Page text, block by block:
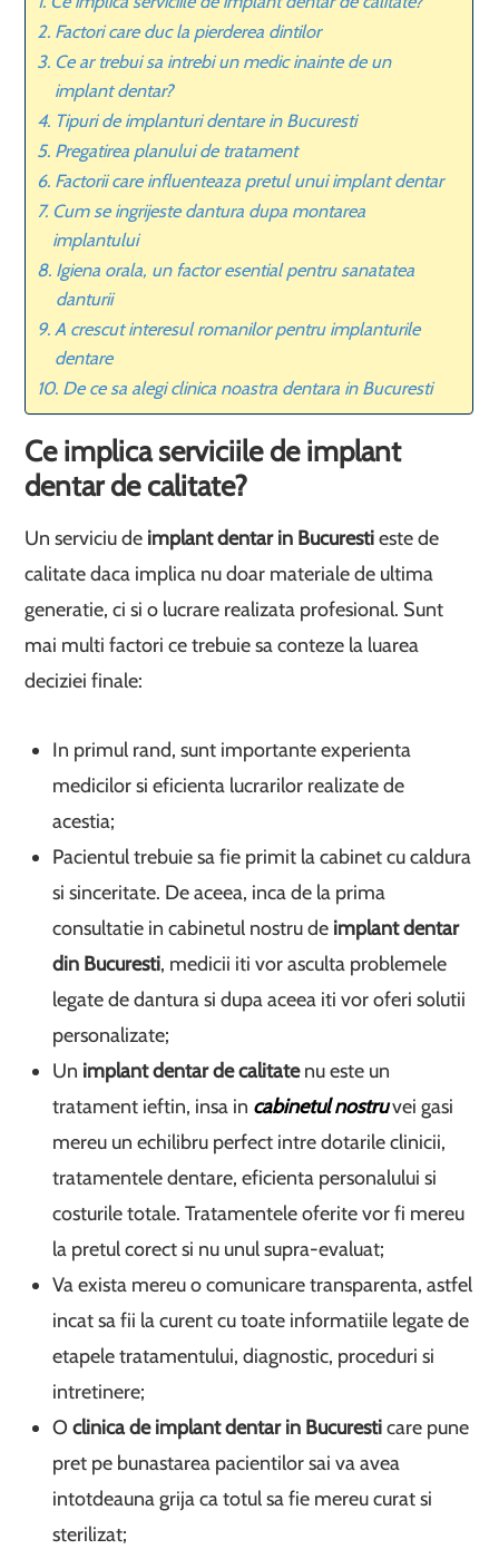
Factori care duc la pierderea dintilor
Ce ar trebui sa intrebi un medic inainte de un
implant dentar?
Tipuri de implanturi dentare in Bucuresti
Pregatirea planului de tratament
Factorii care influenteaza pretul unui implant dentar
Cum se ingrijeste dantura dupa montarea
implantului
Igiena orala, un factor esential pentru sanatatea
danturii
A crescut interesul romanilor pentru implanturile
dentare
De ce sa alegi clinica noastra dentara in Bucuresti
Ce implica serviciile de implant
dentar de calitate?
Un serviciu de implant dentar in Bucurestieste de
calitate daca implica nu doar materiale de ultima
generatie, ci si o lucrare realizata profesional. Sunt
mai multi factori ce trebuie sa conteze la luarea
deciziei finale:
In primul rand, sunt importante experienta
medicilor si eficienta lucrarilor realizate de
acestia;
Pacientul trebuie sa fie primit la cabinet cu caldura
si sinceritate. De aceea, inca de la prima
consultatie in cabinetul nostru de implant dentar
din Bucuresti, medicii iti vor asculta problemele
legate de dantura si dupa aceea iti vor oferi solutii
personalizate;
Un implant dentar de calitatenu este un
tratament ieftin, insa in cabinetul nostruvei gasi
mereu un echilibru perfect intre dotarile clinicii,
tratamentele dentare, eficienta personalului si
costurile totale. Tratamentele oferite vor fi mereu
la pretul corect si nu unul supra-evaluat;
Va exista mereu o comunicare transparenta, astfel
incat sa fii la curent cu toate informatiile legate de
etapele tratamentului, diagnostic, proceduri si
intretinere;
Oclinica de implant dentar in Bucuresticare pune
pret pe bunastarea pacientilor sai va avea
intotdeauna grija ca totul sa fie mereu curat si
sterilizat;